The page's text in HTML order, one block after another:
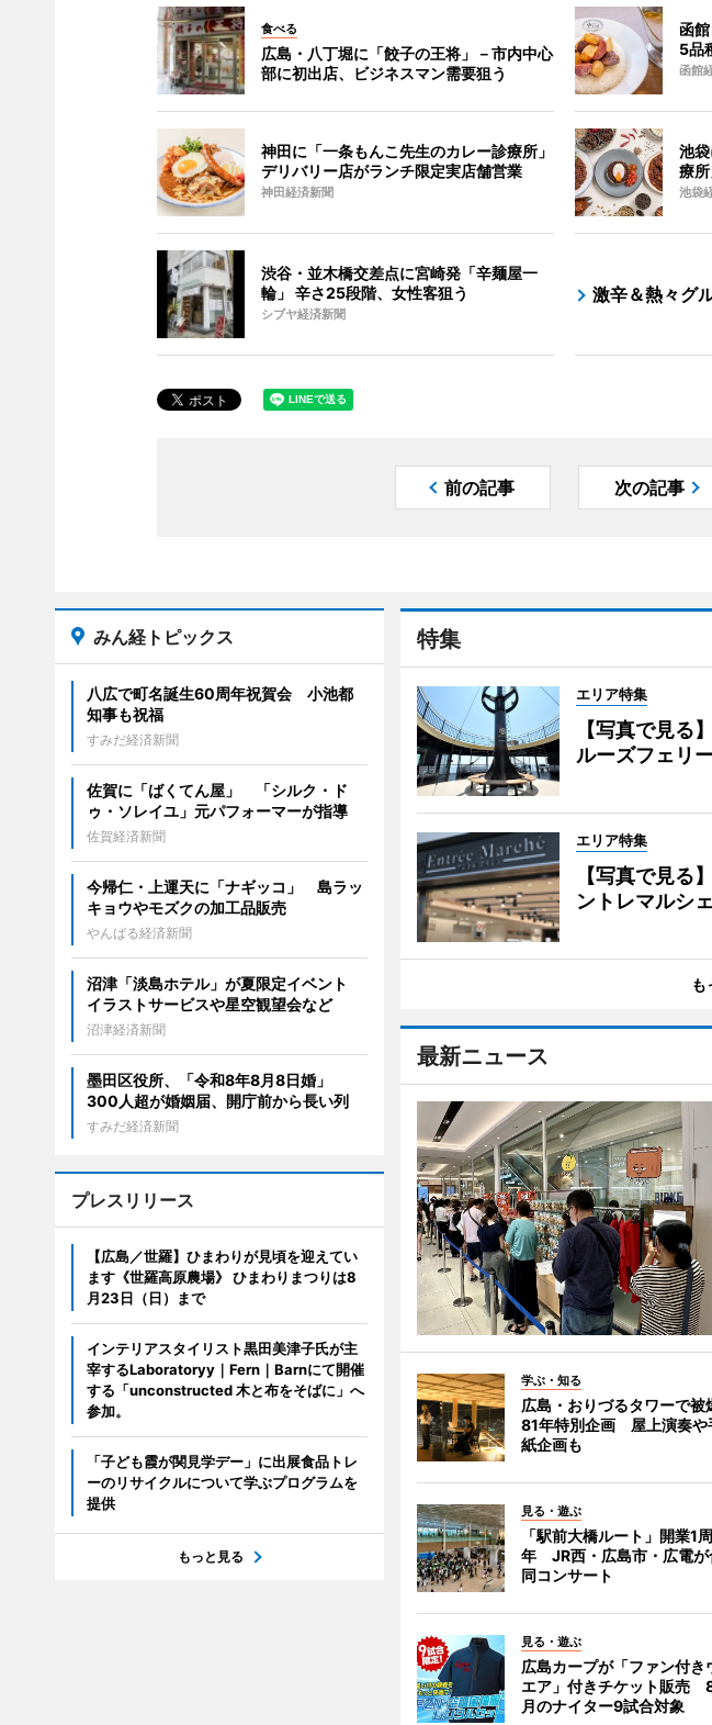
食べる
広島・八丁堀に「餃子の王将」－市内中心
部に初出店、ビジネスマン需要狙う
函
5品
函館
神田に「一条もんこ先生のカレー診療所」
デリバリー店がランチ限定実店舗営業
神田経済新聞
池
療
池袋
渋谷・並木橋交差点に宮崎発「辛麺屋一
輪」 辛さ25段階、女性客狙う
シブヤ経済新聞
激辛＆熱々グ
前の記事 次の記事
特集
エリア特集
【写真で見る
ルーズフェリ
エリア特集
【写真で見る
ントレマルシェ
も
最新ニュース
学ぶ・知る
広島・おりづるタワーで被
81年特別企画 屋上演奏や
紙企画も
見る・遊ぶ
「駅前大橋ルート」開業1周
年 JR西・広島市・広電が
同コンサート
見る・遊ぶ
広島カープが「ファン付き
エア」付きチケット販売
月のナイター9試合対象
みん経トピックス
八広で町名誕生60周年祝賀会 小池都
知事も祝福
すみだ経済新聞
佐賀に「ばくてん屋」 「シルク・ド
ゥ・ソレイユ」元パフォーマーが指導
佐賀経済新聞
今帰仁・上運天に「ナギッコ」 島ラッ
キョウやモズクの加工品販売
やんばる経済新聞
沼津「淡島ホテル」が夏限定イベント
イラストサービスや星空観望会など
沼津経済新聞
墨田区役所、「令和8年8月8日婚」
300人超が婚姻届、開庁前から長い列
すみだ経済新聞
プレスリリース
【広島／世羅】ひまわりが見頃を迎えてい
ます《世羅高原農場》 ひまわりまつりは8
月23日（日）まで
インテリアスタイリスト黒田美津子氏が主
宰するLaboratoryy｜Fern｜Barnにて開催
する「unconstructed 木と布をそばに」へ
参加。
「子ども霞が関見学デー」に出展食品トレ
ーのリサイクルについて学ぶプログラムを
提供
もっと見る